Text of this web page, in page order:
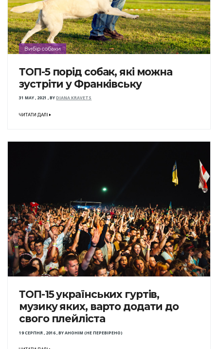
Вибір собаки
ТОП-5 порід собак, які можна
зустріти у Франківську
31 MAY , 2021 ,BYDIANA KRAVETS
ЧИТАТИ ДАЛІ
ТОП-15 українських гуртів,
музику яких, варто додати до
свого плейліста
19 СЕРПНЯ , 2016,BYАНОНІМ (НЕ ПЕРЕВІРЕНО)